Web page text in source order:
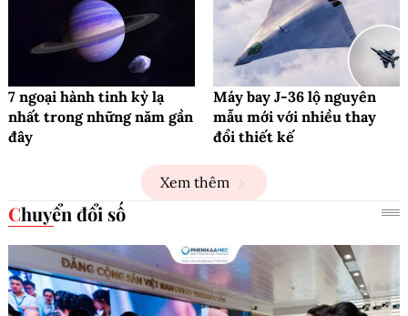
7 ngoại hành tinh kỳ lạ
nhất trong những năm gần
đây
Máy bay J-36 lộ nguyên
mẫu mới với nhiều thay
đổi thiết kế
Xem thêm
Chuyển đổi số